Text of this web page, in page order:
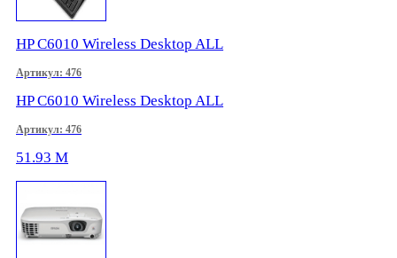
HP C6010 Wireless Desktop ALL
Артикул: 476
HP C6010 Wireless Desktop ALL
Артикул: 476
51.93 M